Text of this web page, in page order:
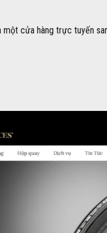
cửa hàng trực tuyến